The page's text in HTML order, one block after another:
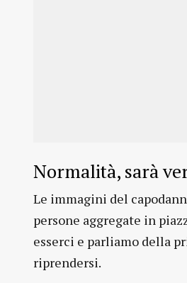
Normalità, sarà
Le immagini del
persone aggregate in
esserci e parliamo della
riprendersi.